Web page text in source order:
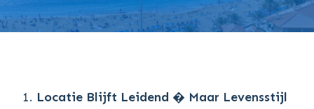
Locatie Blijft Leidend � Maar Levensstijl